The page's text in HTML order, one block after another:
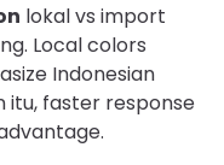
lokal vs import
Local colors
Indonesian
itu, faster response